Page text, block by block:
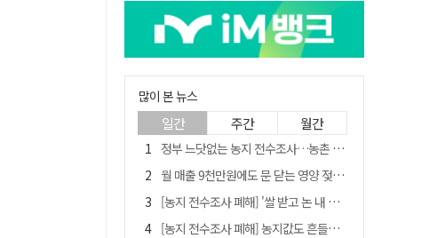
많이 본 뉴스
일간 주간 월간
정부 느닷없는 농지 전수조사…농촌 들쑤시는 '경자유전'의 칼날
월 매출 9천만원에도 문 닫는 영양 젖소농장… "일할 사람이 없어"
[농지 전수조사 폐해] '쌀 받고 논 내 준' 도지농 이제 어쩌나?
[농지 전수조사 폐해] 농지값도 흔들리나…"도지 막히면 헐값 매물 나올 수도"